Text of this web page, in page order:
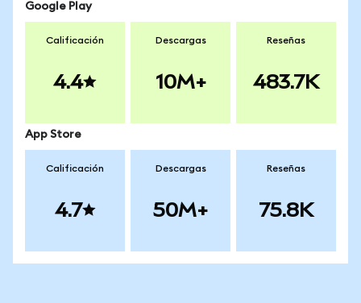
Google Play
Calificación
4.4
Descargas
10M+
Reseñas
483.7K
App Store
Calificación
4.7
Descargas
50M+
Reseñas
75.8K